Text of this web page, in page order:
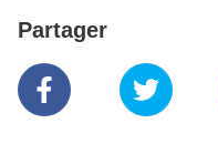
Partager